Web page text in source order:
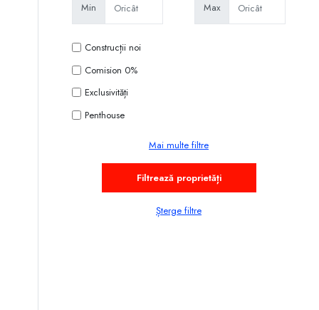
Min Max
Construcții noi
Comision 0%
Exclusivități
Penthouse
Mai multe filtre
Șterge filtre